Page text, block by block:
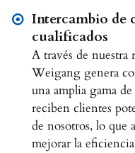
Intercambio de
cualificados
A través de
Weigang genera
una amplia gama
reciben clientes
de nosotros, lo que
mejorar la